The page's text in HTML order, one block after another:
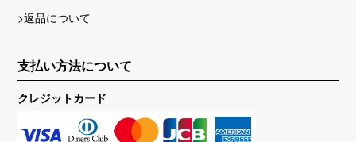
>返品について
支払い方法について
クレジットカード